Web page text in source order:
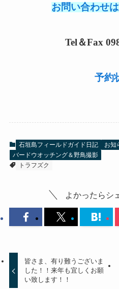
お問い合わせ
Tel＆Fax
予約
石垣島フィールドガイド日記
お知
バードウオッチング＆野鳥撮影
トラフズク
よかったらシ
皆さま、有り難うございま
した！！来年も宜しくお願
い致します！！